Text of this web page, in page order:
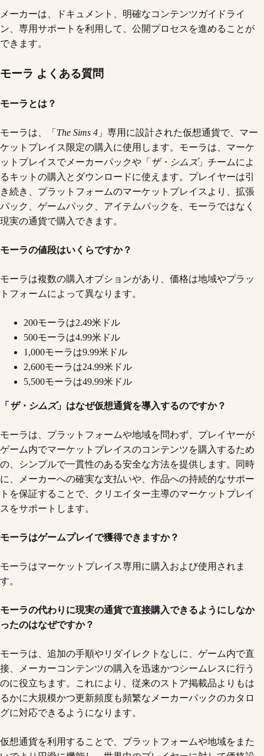
メーカーは、ドキュメント、明確なコンテンツガイドライ
ン、専用サポートを利用して、公開プロセスを進めることが
できます。
モーラ よくある質問
モーラとは？
モーラは、「 The Sims 4 」専用に設計された仮想通貨で、マー
ケットプレイス限定の購入に使用します。モーラは、マーケ
ットプレイスでメーカーパックや「 ザ・シムズ」チームによ
るキットの購入とダウンロードに使えます。プレイヤーは引
き続き、プラットフォームのマーケットプレイスより、拡張
パック、ゲームパック、アイテムパックを、モーラではなく
現実の通貨で購入できます。
モーラの値段はいくらですか？
モーラは複数の購入オプションがあり、価格は地域やプラッ
トフォームによって異なります。
200モーラは2.49米ドル
500モーラは4.99米ドル
1,000モーラは9.99米ドル
2,600モーラは24.99米ドル
5,500モーラは49.99米ドル
「 ザ・シムズ」はなぜ仮想通貨を導入するのですか？
モーラは、プラットフォームや地域を問わず、プレイヤーが
ゲーム内でマーケットプレイスのコンテンツを購入するため
の、シンプルで一貫性のある安全な方法を提供します。同時
に、メーカーへの確実な支払いや、作品への持続的なサポー
トを保証することで、クリエイター主導のマーケットプレイ
スをサポートします。
モーラはゲームプレイで獲得できますか？
モーラはマーケットプレイス専用に購入および使用されま
す。
モーラの代わりに現実の通貨で直接購入できるようにしなか
ったのはなぜですか？
モーラは、追加の手順やリダイレクトなしに、ゲーム内で直
接、メーカーコンテンツの購入を迅速かつシームレスに行う
のに役立ちます。これにより、従来のストア掲載品よりもは
るかに大規模かつ更新頻度も頻繁なメーカーパックのカタロ
グに対応できるようになります。
仮想通貨を利用することで、プラットフォームや地域をまた